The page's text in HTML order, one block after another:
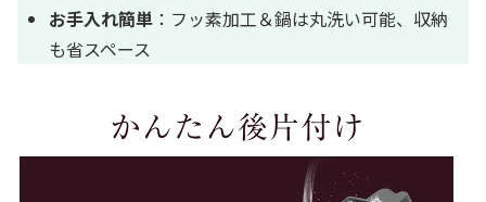
お手入れ簡単 ：フッ素加工＆鍋は丸洗い可能、収納
も省スペース